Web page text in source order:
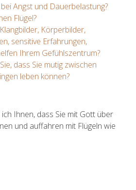
Angst und Dauerbelastung?
Flügel?
Körperbilder,
sensitive Erfahrungen,
Ihrem Gefühlszentrum?
dass Sie mutig zwischen
leben können?
Ihnen, dass Sie mit Gott über
und auffahren mit Flügeln wie